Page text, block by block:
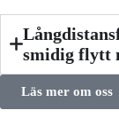
smidig flytt
Läs mer om oss